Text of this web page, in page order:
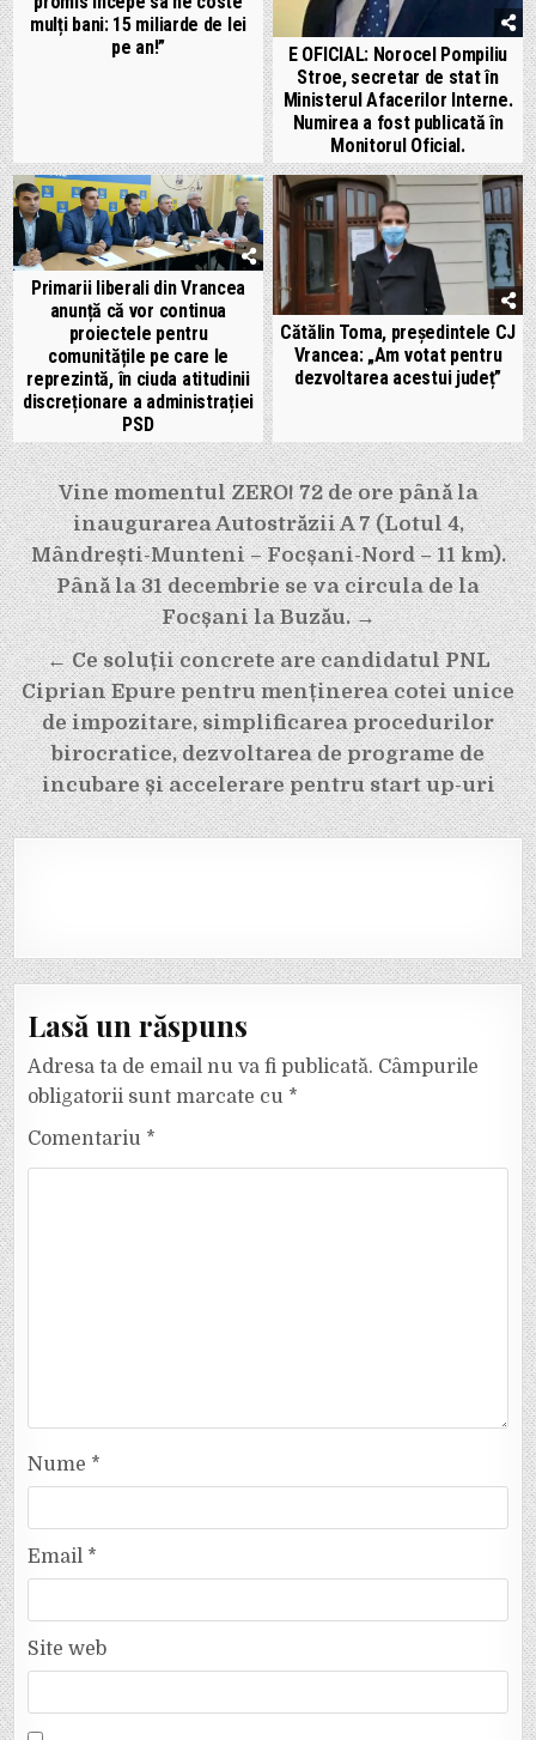
mulți bani: 15 miliarde de lei
pe an!”
E OFICIAL: Norocel Pompiliu
Stroe, secretar de stat în
Ministerul Afacerilor Interne.
Numirea a fost publicată în
Monitorul Oficial.
Primarii liberali din Vrancea
anunță că vor continua
proiectele pentru
comunitățile pe care le
reprezintă, în ciuda atitudinii
discreționare a administrației
PSD
Cătălin Toma, președintele CJ
Vrancea: „Am votat pentru
dezvoltarea acestui județ”
Navigare
în
articole
Vine momentul ZERO! 72 de ore până la
inaugurarea Autostrăzii A 7 (Lotul 4,
Mândrești-Munteni – Focșani-Nord – 11 km).
Până la 31 decembrie se va circula de la
Focșani la Buzău. →
← Ce soluții concrete are candidatul PNL
Ciprian Epure pentru menținerea cotei unice
de impozitare, simplificarea procedurilor
birocratice, dezvoltarea de programe de
incubare și accelerare pentru start up-uri
Lasă un răspuns
Adresa ta de email nu va fi publicată. Câmpurile
obligatorii sunt marcate cu *
Comentariu *
Nume *
Email *
Site web